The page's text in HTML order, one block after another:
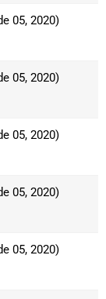
05, 2020)
05, 2020)
05, 2020)
05, 2020)
05, 2020)